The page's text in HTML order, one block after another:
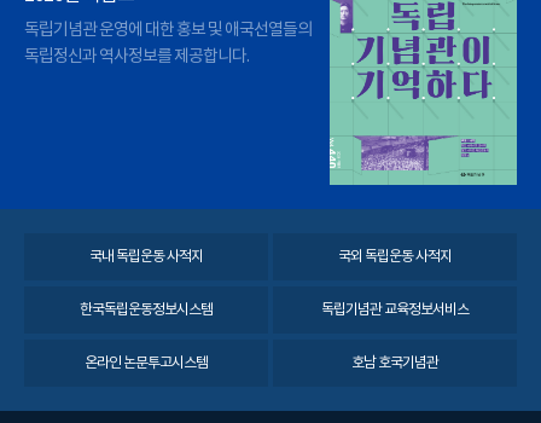
독립기념관 운영에 대한 홍보 및 애국선열들의
독립정신과 역사정보를 제공합니다.
국내 독립운동 사적지 국외 독립운동 사적지
한국독립운동정보시스템 독립기념관 교육정보서비스
온라인 논문투고시스템 호남 호국기념관